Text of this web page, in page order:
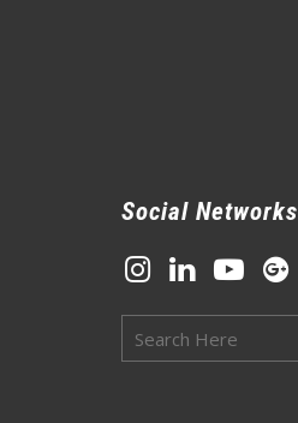
Social Networks